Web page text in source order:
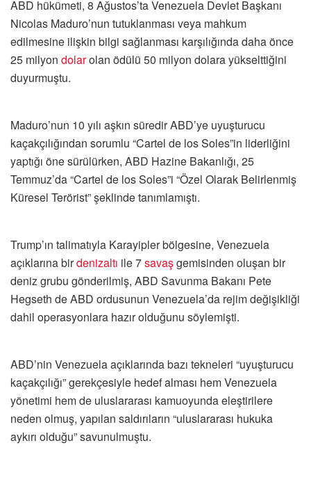
ABD hükümeti, 8 Ağustos’ta Venezuela Devlet Başkanı
Nicolas Maduro’nun tutuklanması veya mahkum
edilmesine ilişkin bilgi sağlanması karşılığında daha önce
25 milyon dolarolan ödülü 50 milyon dolara yükselttiğini
duyurmuştu.
Maduro’nun 10 yılı aşkın süredir ABD’ye uyuşturucu
kaçakçılığından sorumlu “Cartel de los Soles”in liderliğini
yaptığı öne sürülürken, ABD Hazine Bakanlığı, 25
Temmuz’da “Cartel de los Soles”i “Özel Olarak Belirlenmiş
Küresel Terörist” şeklinde tanımlamıştı.
Trump’ın talimatıyla Karayipler bölgesine, Venezuela
açıklarına birdenizaltı ile 7savaşgemisinden oluşan bir
deniz grubu gönderilmiş, ABD Savunma Bakanı Pete
Hegseth de ABD ordusunun Venezuela’da rejim değişikliği
dahil operasyonlara hazır olduğunu söylemişti.
ABD’nin Venezuela açıklarında bazı tekneleri “uyuşturucu
kaçakçılığı” gerekçesiyle hedef alması hem Venezuela
yönetimi hem de uluslararası kamuoyunda eleştirilere
neden olmuş, yapılan saldırıların “uluslararası hukuka
aykırı olduğu” savunulmuştu.